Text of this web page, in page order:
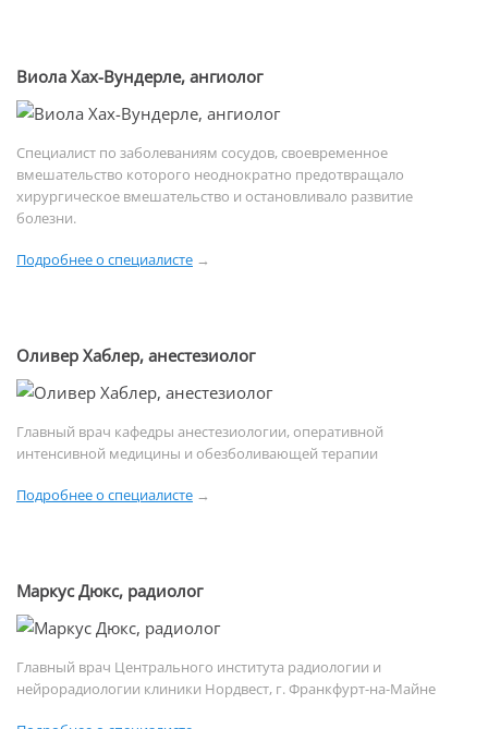
Виола Хах-Вундерле, ангиолог
Специалист по заболеваниям сосудов, своевременное
вмешательство которого неоднократно предотвращало
хирургическое вмешательство и остановливало развитие
болезни.
Подробнее о специалисте →
Оливер Хаблер, анестезиолог
Главный врач кафедры анестезиологии, оперативной
интенсивной медицины и обезболивающей терапии
Подробнее о специалисте →
Маркус Дюкс, радиолог
Главный врач Центрального института радиологии и
нейрорадиологии клиники Нордвест, г. Франкфурт-на-Майне